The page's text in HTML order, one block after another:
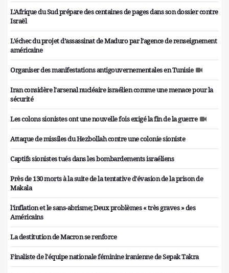
L'Afrique du Sud prépare des centaines de pages dans son dossier contre
Israël
L’échec du projet d’assassinat de Maduro par l’agence de renseignement
américaine
Organiser des manifestations antigouvernementales en Tunisie
Iran considère l'arsenal nucléaire israélien comme une menace pour la
sécurité
Les colons sionistes ont une nouvelle fois exigé la fin de la guerre
Attaque de missiles du Hezbollah contre une colonie sioniste
Captifs sionistes tués dans les bombardements israéliens
Près de 130 morts à la suite de la tentative d'évasion de la prison de
Makala
l'inflation et le sans-abrisme; Deux problèmes « très graves » des
Américains
La destitution de Macron se renforce
Finaliste de l'équipe nationale féminine iranienne de Sepak Takra